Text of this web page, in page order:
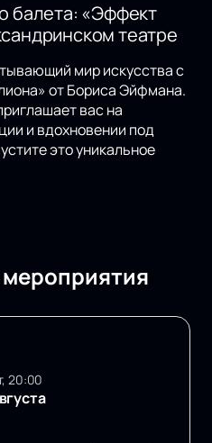
балета: «Эффект
театре
мир искусства с
от Бориса Эйфмана.
вас на
и вдохновении под
это уникальное
20:00